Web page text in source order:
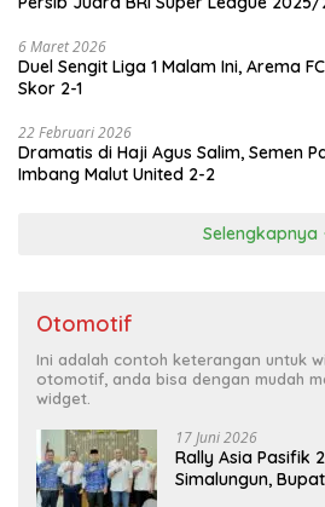
6 Maret 2026
Duel Sengit Liga 1 Malam Ini, Arema
Skor 2-1
22 Februari 2026
Dramatis di Haji Agus Salim, Semen
Imbang Malut United 2-2
Selengkapnya
Otomotif
Ini adalah contoh keterangan untuk
otomotif, anda bisa dengan mudah
widget.
17 Juni 2026
Rally Asia Pasifik
Simalungun,